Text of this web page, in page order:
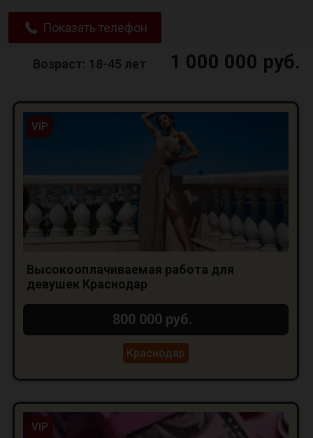
Показать телефон
Возраст: 18-45 лет 1 000 000 руб.
VIP
Высокооплачиваемая работа для
девушек Краснодар
800 000 руб.
Краснодар
VIP